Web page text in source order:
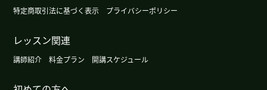
谢谢你的课。我想复习复习成语等。下次也请多关
特定商取引法に基づく表示
プライバシーポリシー
レッスン関連
講師紹介 料金プラン 開講スケジュール